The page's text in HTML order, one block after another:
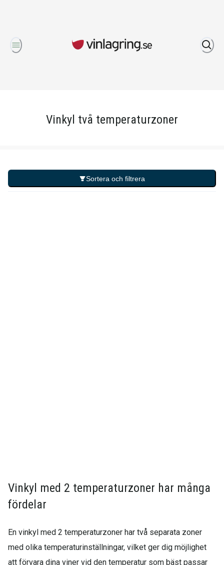
Vinkyl två temperaturzoner
Sortera och filtrera
Vinkyl med 2 temperaturzoner har många
fördelar
En vinkyl med 2 temperaturzoner har två separata zoner
med olika temperaturinställningar, vilket ger dig möjlighet
att förvara dina viner vid den temperatur som bäst passar